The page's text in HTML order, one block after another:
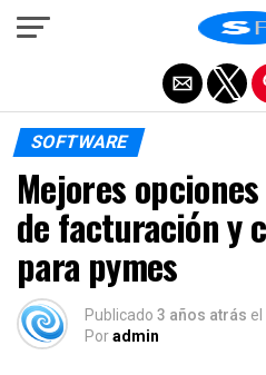
SOFTWARE
Mejores
de facturación y
para pymes
Publicado 3 años atrás el
Poradmin
Salir de la